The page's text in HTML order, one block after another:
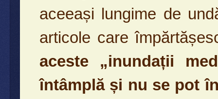
aceeași lungime de
articole care
aceste „inundații
întâmplă și nu se pot